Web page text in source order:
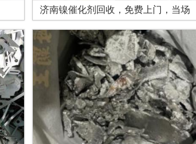
济南镍催化剂回收，免费上门，当场